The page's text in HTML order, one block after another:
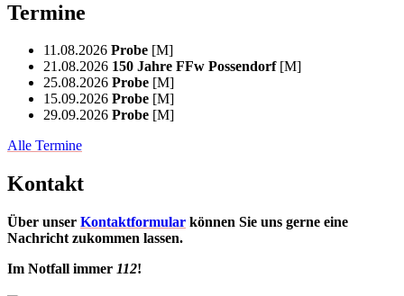
Termine
11.08.2026 Probe [M]
21.08.2026 150 Jahre FFw Possendorf [M]
25.08.2026 Probe [M]
15.09.2026 Probe [M]
29.09.2026 Probe [M]
Alle Termine
Kontakt
Über unser Kontaktformular können Sie uns gerne eine
Nachricht zukommen lassen.
Im Notfall immer 112!